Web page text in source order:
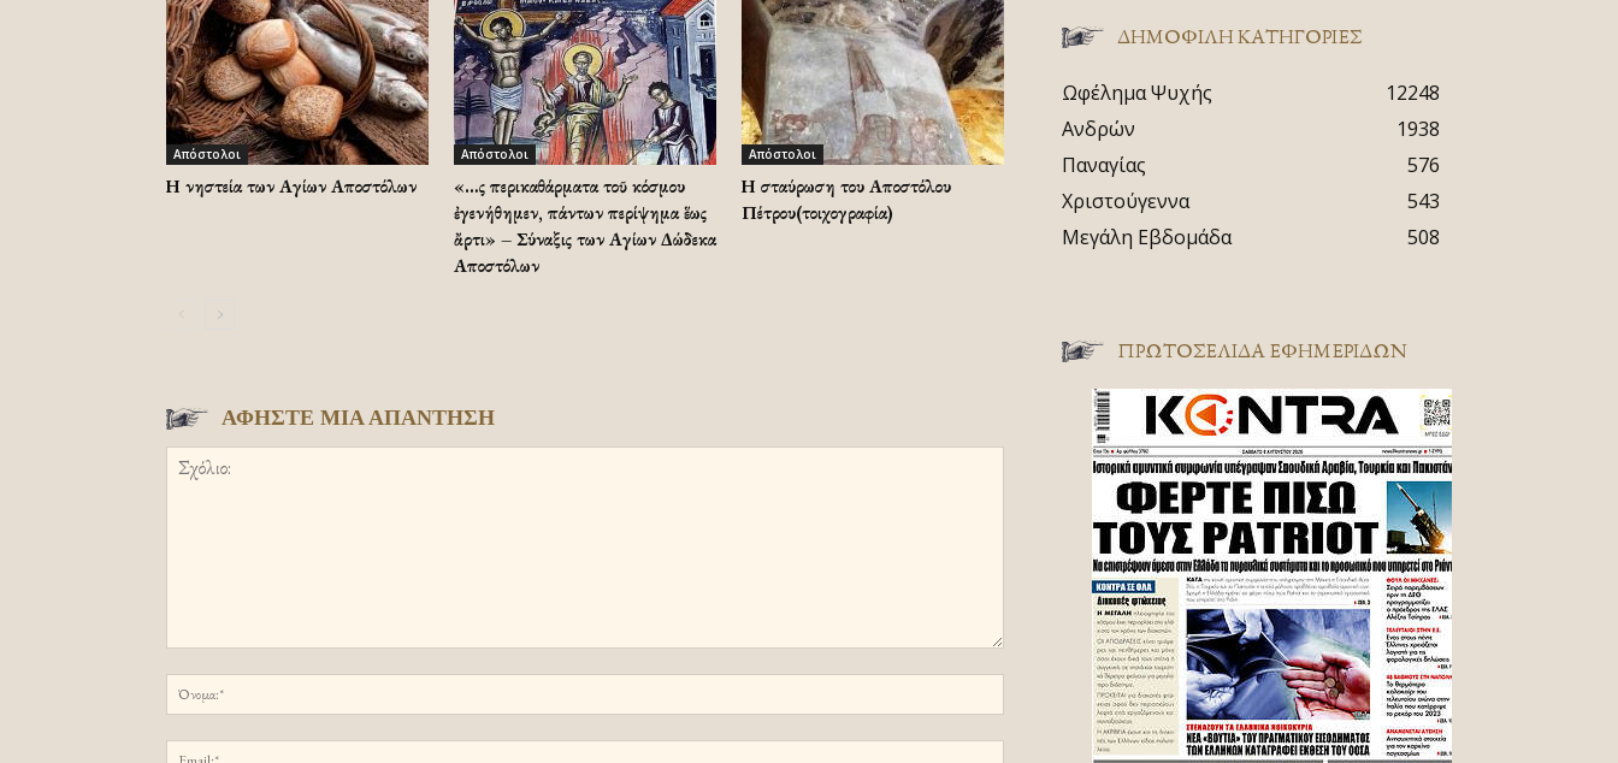
Απόστολοι
Η νηστεία των Αγίων Αποστόλων
Απόστολοι
«…Ὡς περικαθάρματα τοῦ κόσμου
ἐγενήθημεν, πάντων περίψημα ἕως
ἄρτι» – Σύναξις των Αγίων Δώδεκα
Αποστόλων
Απόστολοι
Η σταύρωση του Αποστόλου
Πέτρου(τοιχογραφία)
ΑΦΗΣΤΕ ΜΙΑ ΑΠΑΝΤΗΣΗ
ΔΗΜΟΦΙΛΗ ΚΑΤΗΓΟΡΙΕΣ
Ωφέλημα Ψυχής
12248
Ανδρών
1938
Παναγίας
576
Χριστούγεννα
543
Μεγάλη Εβδομάδα
508
ΠΡΩΤΟΣΈΛΙΔΑ ΕΦΗΜΕΡΊΔΩΝ